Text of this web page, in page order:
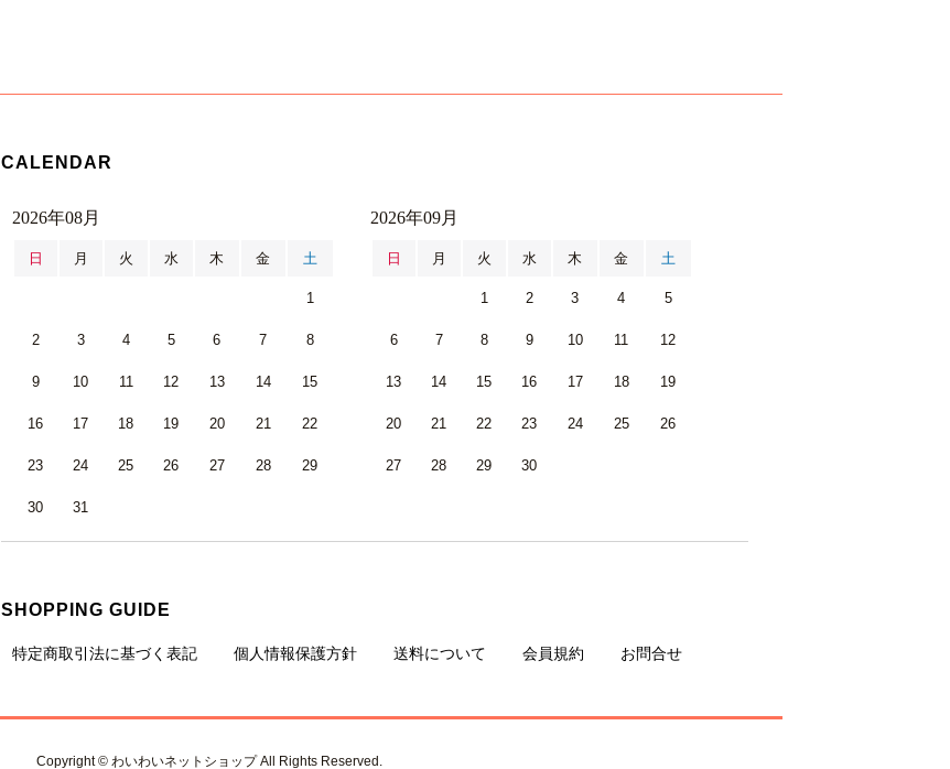
CALENDAR
2026年08月
日 月 火 水 木 金 土
1
2 3 4 5 6 7 8
9 10 11 12 13 14 15
16 17 18 19 20 21 22
23 24 25 26 27 28 29
30 31
2026年09月
日 月 火 水 木 金 土
1 2 3 4 5
6 7 8 9 10 11 12
13 14 15 16 17 18 19
20 21 22 23 24 25 26
27 28 29 30
SHOPPING GUIDE
特定商取引法に基づく表記 個人情報保護方針 送料について 会員規約 お問合せ
Copyright © わいわいネットショップ All Rights Reserved.